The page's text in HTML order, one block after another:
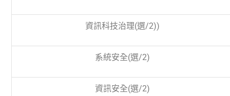
資訊科技治理(選/2))
系統安全(選/2)
資訊安全(選/2)